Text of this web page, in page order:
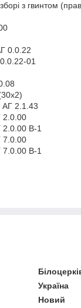
з гвинтом
0.0.22
01
2.1.43
2.0.00
2.0.00 В-1
7.0.00
7.0.00 В-1
Україна
Новий